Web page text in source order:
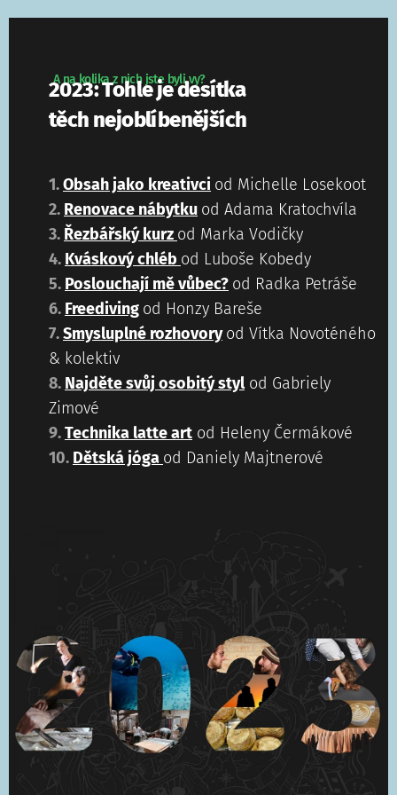
A na kolika z nich jste byli vy?
2023: Tohle je desítka
těch nejoblíbenějších
1.Obsah jako kreativci od Michelle Losekoot
2. Renovace nábytku od Adama Kratochvíla
3. Řezbářský kurz od Marka Vodičky
4. Kváskový chléb od Luboše Kobedy
5. Poslouchají mě vůbec? od Radka Petráše
6. Freediving od Honzy Bareše
7.Smysluplné rozhovory od Vítka Novoténého
& kolektiv
8. Najděte svůj osobitý stylod Gabriely
Zimové
9.Technika latte art od Heleny Čermákové
10. Dětská jóga od Daniely Majtnerové